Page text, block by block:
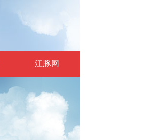
江豚网